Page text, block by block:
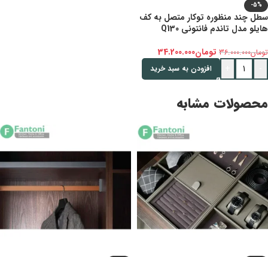
-5%
سطل چند منظوره توکار متصل به کف
هایلو مدل تاندم فانتونی Q130
تومان36.000.000 تومان34.200.000
افزودن به سبد خرید
محصولات مشابه